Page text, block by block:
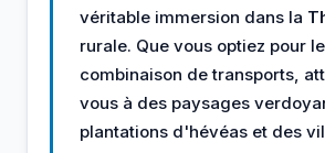
véritable immersion dans la
rurale. Que vous optiez pour
combinaison de transports,
vous à des paysages
plantations d'hévéas et des